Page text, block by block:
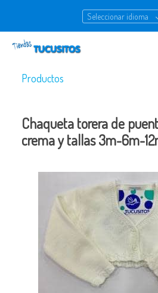
Seleccionar idioma
Productos
Chaqueta torera de
crema y tallas 3m-6m-